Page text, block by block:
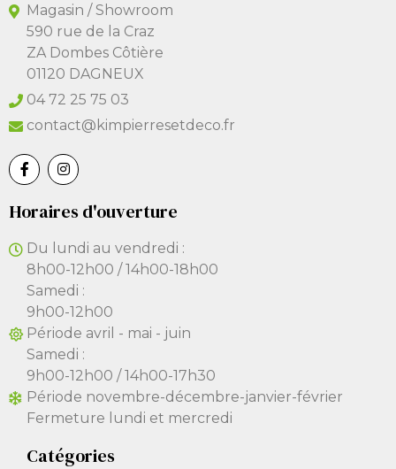
Magasin / Showroom
590 rue de la Craz
ZA Dombes Côtière
01120 DAGNEUX
04 72 25 75 03
contact@kimpierresetdeco.fr
Horaires d'ouverture
Du lundi au vendredi :
8h00-12h00 / 14h00-18h00
Samedi :
9h00-12h00
Période avril - mai - juin
Samedi :
9h00-12h00 / 14h00-17h30
Période novembre-décembre-janvier-février
Fermeture lundi et mercredi
Catégories